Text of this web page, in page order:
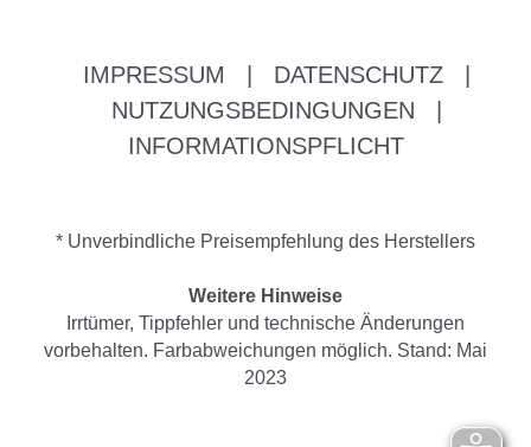
IMPRESSUM DATENSCHUTZ
NUTZUNGSBEDINGUNGEN
INFORMATIONSPFLICHT
* Unverbindliche Preisempfehlung des Herstellers
Weitere Hinweise
Irrtümer, Tippfehler und technische Änderungen
vorbehalten. Farbabweichungen möglich. Stand: Mai
2023